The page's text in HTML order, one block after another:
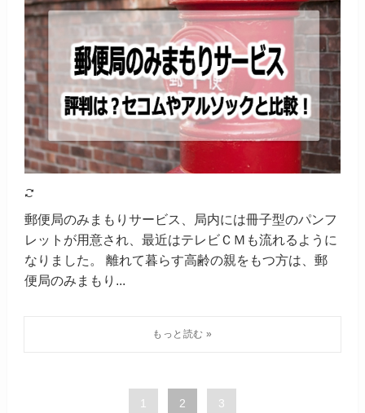
郵便局のみまもりサービス、局内には冊子型のパンフ
レットが用意され、最近はテレビＣＭも流れるように
なりました。 離れて暮らす高齢の親をもつ方は、郵
便局のみまもり...
1 2 3